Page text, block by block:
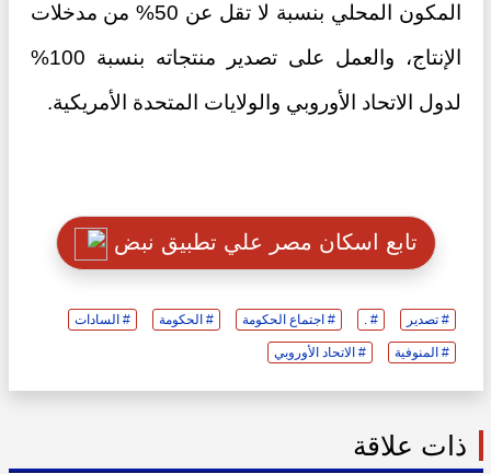
المكون المحلي بنسبة لا تقل عن 50% من مدخلات
الإنتاج، والعمل على تصدير منتجاته بنسبة 100%
لدول الاتحاد الأوروبي والولايات المتحدة الأمريكية.
تابع اسكان مصر علي تطبيق نبض
# تصدير # . # اجتماع الحكومة # الحكومة # السادات
# المنوفية # الاتحاد الأوروبي
ذات علاقة